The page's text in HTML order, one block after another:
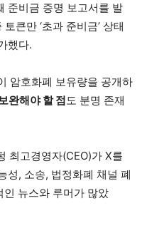
준비금 증명 보고서를 발
큰만 ‘초과 준비금’ 상태
했다.
암호화폐 보유량을 공개하
완해야 할 점도 분명 존재
최고경영자(CEO)가 X를
성, 소송, 법정화폐 채널 폐
뉴스와 루머가 많았